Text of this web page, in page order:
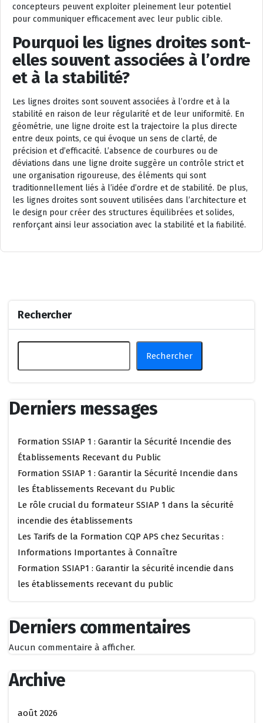
concepteurs peuvent exploiter pleinement leur potentiel
pour communiquer efficacement avec leur public cible.
Pourquoi les lignes droites sont-
elles souvent associées à l’ordre
et à la stabilité?
Les lignes droites sont souvent associées à l’ordre et à la
stabilité en raison de leur régularité et de leur uniformité. En
géométrie, une ligne droite est la trajectoire la plus directe
entre deux points, ce qui évoque un sens de clarté, de
précision et d’efficacité. L’absence de courbures ou de
déviations dans une ligne droite suggère un contrôle strict et
une organisation rigoureuse, des éléments qui sont
traditionnellement liés à l’idée d’ordre et de stabilité. De plus,
les lignes droites sont souvent utilisées dans l’architecture et
le design pour créer des structures équilibrées et solides,
renforçant ainsi leur association avec la stabilité et la fiabilité.
Rechercher
Rechercher
Derniers messages
Formation SSIAP 1 : Garantir la Sécurité Incendie des
Établissements Recevant du Public
Formation SSIAP 1 : Garantir la Sécurité Incendie dans
les Établissements Recevant du Public
Le rôle crucial du formateur SSIAP 1 dans la sécurité
incendie des établissements
Les Tarifs de la Formation CQP APS chez Securitas :
Informations Importantes à Connaître
Formation SSIAP1 : Garantir la sécurité incendie dans
les établissements recevant du public
Derniers commentaires
Aucun commentaire à afficher.
Archive
août 2026